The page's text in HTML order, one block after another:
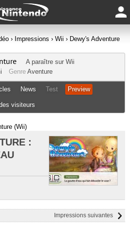
› Impressions › Wii › Dewy's Adventure
A paraître sur Wii
Genre Aventure
News Test Preview
visiteurs
(Wii)
:
Impressions suivantes